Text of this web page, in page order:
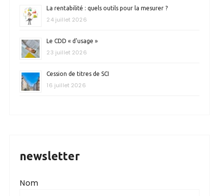
La rentabilité : quels outils pour la mesurer ?
24 juillet 2026
Le CDD « d’usage »
23 juillet 2026
Cession de titres de SCI
16 juillet 2026
newsletter
Nom